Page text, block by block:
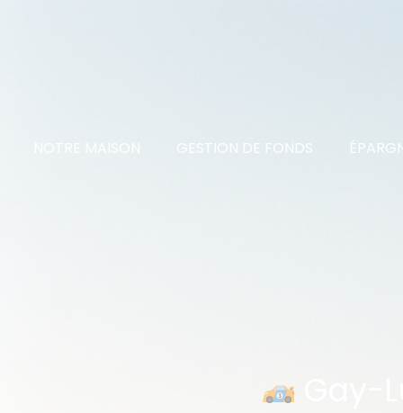
NOTRE MAISON GESTION DE FONDS
Gay-